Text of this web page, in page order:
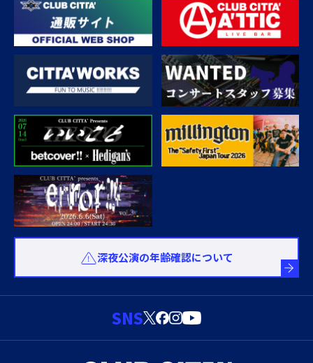
深夜公演の年齢確認について
SNS